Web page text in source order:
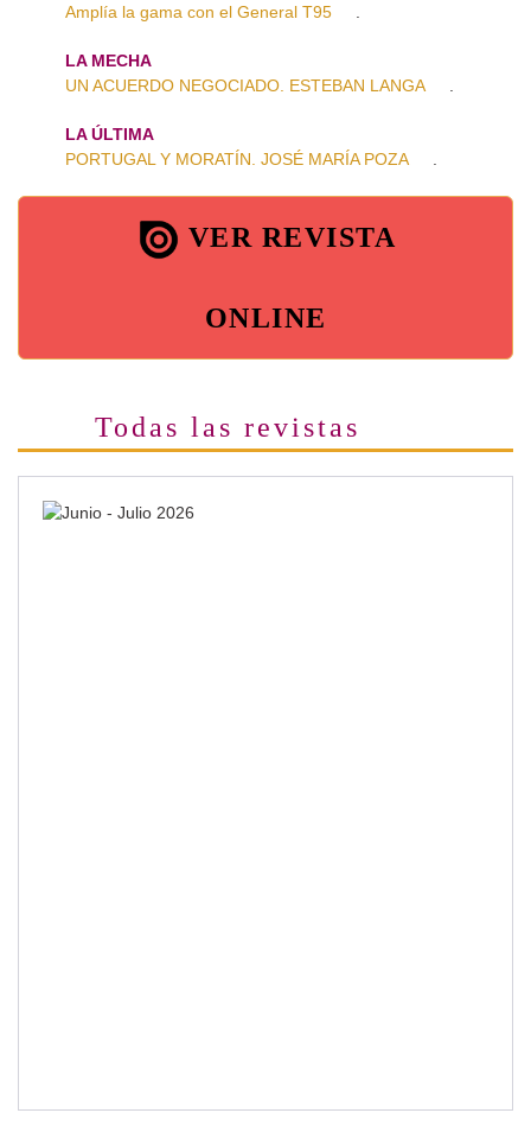
Amplía la gama con el General T95
LA MECHA
UN ACUERDO NEGOCIADO. ESTEBAN LANGA
LA ÚLTIMA
PORTUGAL Y MORATÍN. JOSÉ MARÍA POZA
VER REVISTA
ONLINE
Todas las revistas